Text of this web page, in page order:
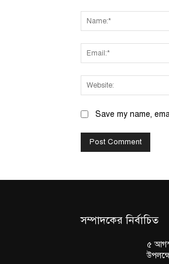
Save my name,
সম্পাদকের নির্বাচিত
৫